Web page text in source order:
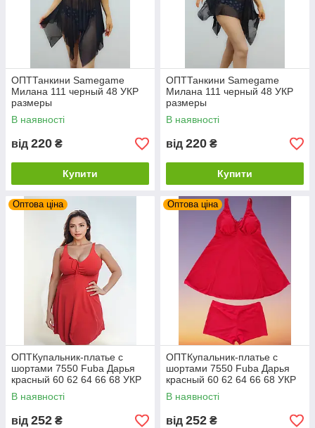
ОПТТанкини Samegame
Милана 111 черный 48 УКР
размеры
В наявності
від 220 ₴
Купити
ОПТТанкини Samegame
Милана 111 черный 48 УКР
размеры
В наявності
від 220 ₴
Купити
Оптова ціна
ОПТКупальник-платье с
шортами 7550 Fuba Дарья
красный 60 62 64 66 68 УКР
размеры
В наявності
від 252 ₴
Оптова ціна
ОПТКупальник-платье с
шортами 7550 Fuba Дарья
красный 60 62 64 66 68 УКР
размеры
В наявності
від 252 ₴